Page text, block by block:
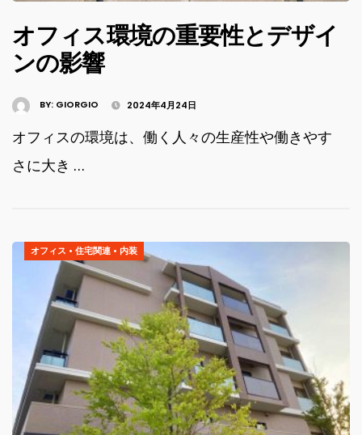
オフィス環境の重要性とデザイ
ンの影響
BY: GIORGIO 2024年4月24日
オフィスの環境は、働く人々の生産性や働きやす
さに大き …
オフィス • 住宅関連 • 内装